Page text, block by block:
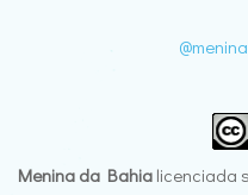
Menina da Bahia licenciada